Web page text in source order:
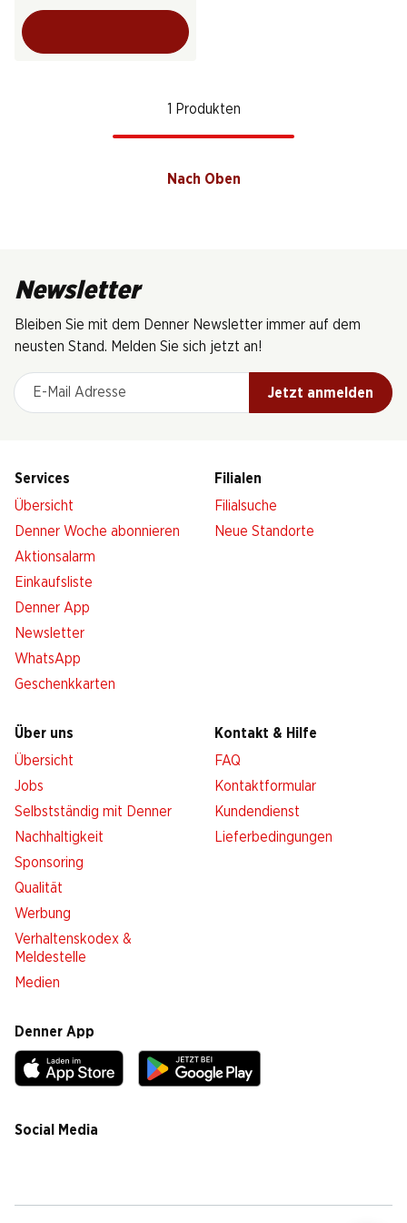
1 Produkten
Nach Oben
Newsletter
Bleiben Sie mit dem Denner Newsletter immer auf dem
neusten Stand. Melden Sie sich jetzt an!
E-Mail Adresse
Jetzt anmelden
Services
Übersicht
Denner Woche abonnieren
Aktionsalarm
Einkaufsliste
Denner App
Newsletter
WhatsApp
Geschenkkarten
Filialen
Filialsuche
Neue Standorte
Über uns
Übersicht
Jobs
Selbstständig mit Denner
Nachhaltigkeit
Sponsoring
Qualität
Werbung
Verhaltenskodex &
Meldestelle
Medien
Kontakt & Hilfe
FAQ
Kontaktformular
Kundendienst
Lieferbedingungen
Denner App
Social Media